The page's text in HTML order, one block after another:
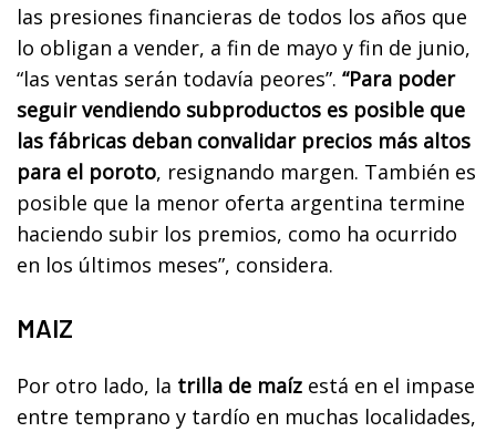
las presiones financieras de todos los años que
lo obligan a vender, a fin de mayo y fin de junio,
“las ventas serán todavía peores”. “Para poder
seguir vendiendo subproductos es posible que
las fábricas deban convalidar precios más altos
para el poroto, resignando margen. También es
posible que la menor oferta argentina termine
haciendo subir los premios, como ha ocurrido
en los últimos meses”, considera.
MAIZ
Por otro lado, la trilla de maíz está en el impase
entre temprano y tardío en muchas localidades,